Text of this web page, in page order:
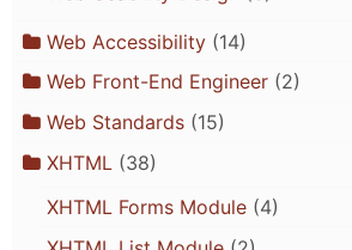
Web Accessibility(14)
Web Front-End Engineer(2)
Web Standards(15)
XHTML (38)
XHTML Forms Module(4)